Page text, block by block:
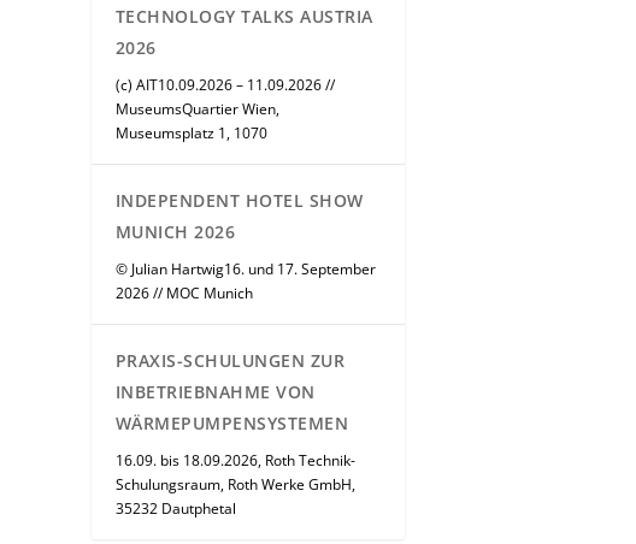
TECHNOLOGY TALKS AUSTRIA
2026
(c) AIT10.09.2026 – 11.09.2026 //
MuseumsQuartier Wien,
Museumsplatz 1, 1070
INDEPENDENT HOTEL SHOW
MUNICH 2026
© Julian Hartwig16. und 17. September
2026 // MOC Munich
PRAXIS-SCHULUNGEN ZUR
INBETRIEBNAHME VON
WÄRMEPUMPENSYSTEMEN
16.09. bis 18.09.2026, Roth Technik-
Schulungsraum, Roth Werke GmbH,
35232 Dautphetal